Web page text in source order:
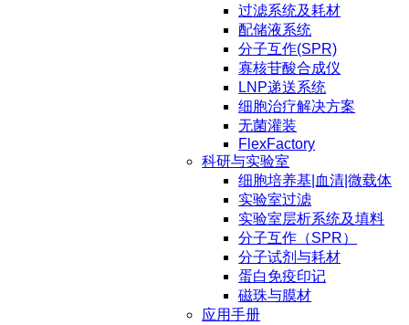
过滤系统及耗材
配储液系统
分子互作(SPR)
寡核苷酸合成仪
LNP递送系统
细胞治疗解决方案
无菌灌装
FlexFactory
科研与实验室
细胞培养基|血清|微载体
实验室过滤
实验室层析系统及填料
分子互作（SPR）
分子试剂与耗材
蛋白免疫印记
磁珠与膜材
应用手册